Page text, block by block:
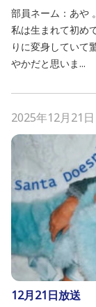
部員ネーム：あや
私は生まれて初め
りに変身していて
やかだと思いま...
2025年12月21日
12月21日放送